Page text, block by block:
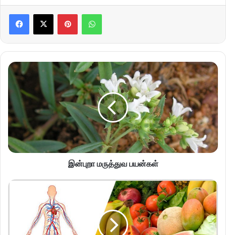
இன்புறா மருத்துவ பயன்கள்